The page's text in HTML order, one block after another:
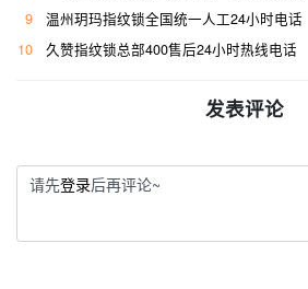
9
温州玥玛指纹锁全国统一人工24小时电话
10
久赞指纹锁总部400售后24小时热线电话
发表评论
请先登录后再评论~